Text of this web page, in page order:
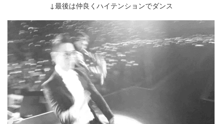
↓最後は仲良くハイテンションでダンス